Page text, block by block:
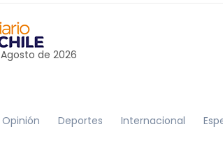
Agosto de 2026
Opinión Deportes Internacional